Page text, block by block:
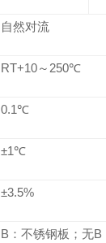
自然对流
RT+10～ 250℃
0.1℃
±1℃
±3.5%
B ：不锈钢板；无B